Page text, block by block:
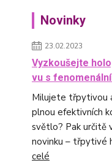
Novinky
23.02.2023
Vyzkoušejte
vu s
Milujete třpytivou
plnou efektivních
světlo? Pak určitě
novinku – třpytivé
celé